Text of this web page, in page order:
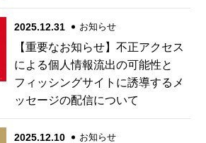
2025.12.31 お知らせ
【重要なお知らせ】不正アクセス
による個人情報流出の可能性と
フィッシングサイトに誘導するメ
ッセージの配信について
2025.12.10 お知らせ